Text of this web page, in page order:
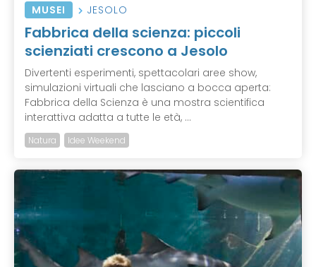
MUSEI JESOLO
Fabbrica della scienza: piccoli
scienziati crescono a Jesolo
Divertenti esperimenti, spettacolari aree show,
simulazioni virtuali che lasciano a bocca aperta:
Fabbrica della Scienza è una mostra scientifica
interattiva adatta a tutte le età, ...
Natura Idee Weekend